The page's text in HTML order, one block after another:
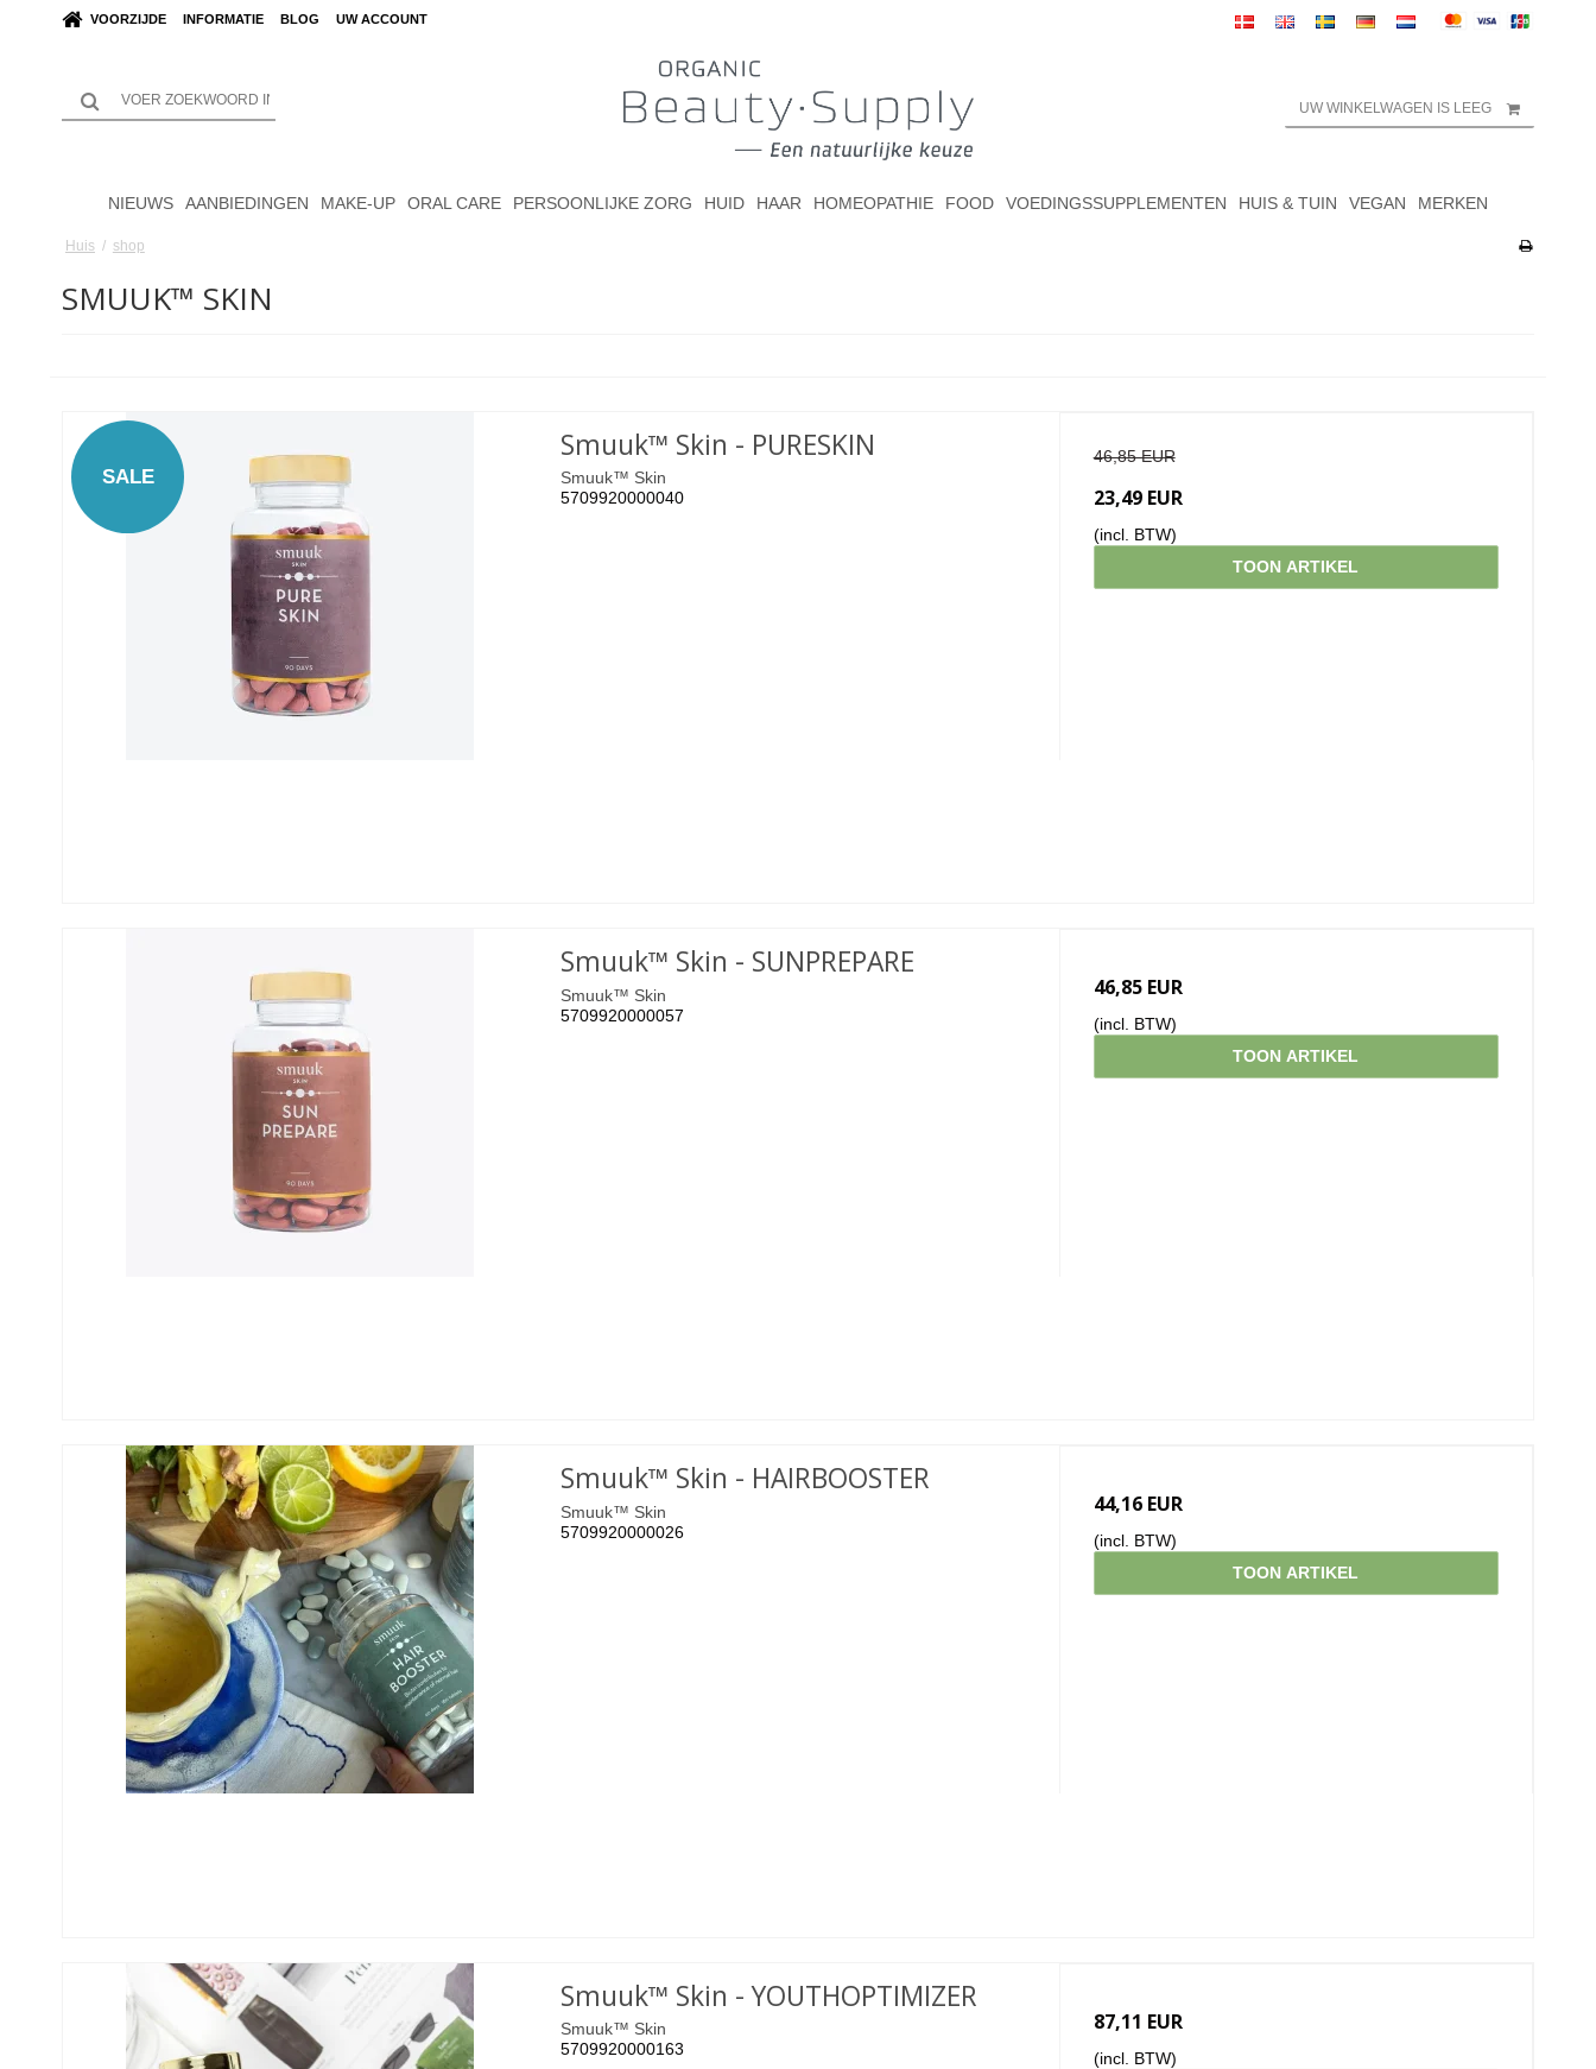
VOORZIJDE INFORMATIE BLOG UW ACCOUNT
UW WINKELWAGEN IS LEEG
NIEUWS AANBIEDINGEN MAKE-UP ORAL CARE PERSOONLIJKE ZORG HUID HAAR HOMEOPATHIE FOOD VOEDINGSSUPPLEMENTEN HUIS & TUIN VEGAN MERKEN
Huis / shop
SMUUK™ SKIN
SALE
Smuuk™ Skin - PURESKIN
Smuuk™ Skin
5709920000040
46,85 EUR
23,49 EUR
(incl. BTW)
TOON ARTIKEL
Smuuk™ Skin - SUNPREPARE
Smuuk™ Skin
5709920000057
46,85 EUR
(incl. BTW)
TOON ARTIKEL
Smuuk™ Skin - HAIRBOOSTER
Smuuk™ Skin
5709920000026
44,16 EUR
(incl. BTW)
TOON ARTIKEL
Smuuk™ Skin - YOUTHOPTIMIZER
Smuuk™ Skin
5709920000163
87,11 EUR
(incl. BTW)